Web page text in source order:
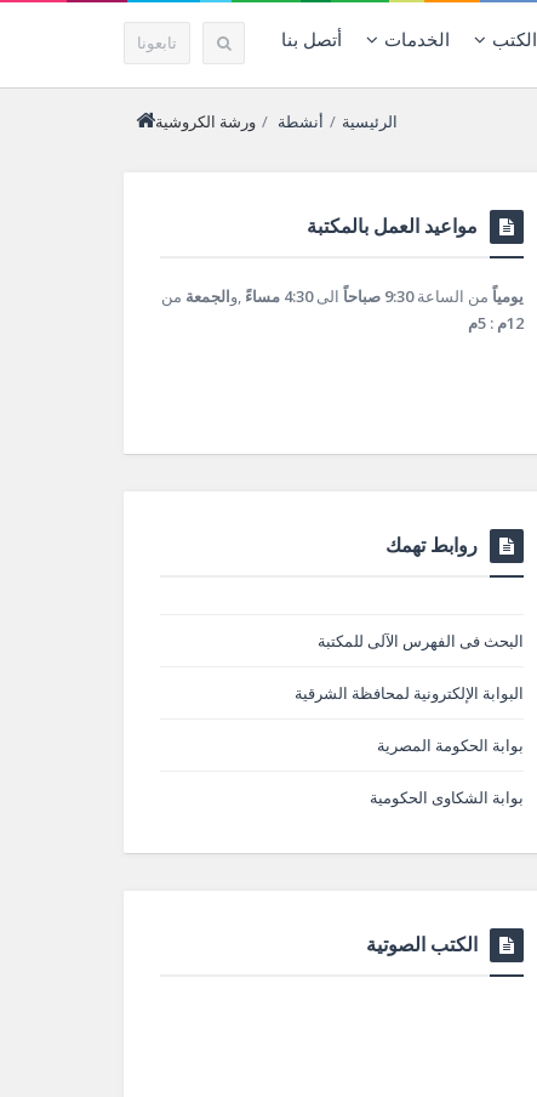
تابعونا الكتب الخدمات أتصل بنا
الرئيسية / أنشطة / ورشة الكروشية
مواعيد العمل بالمكتبة
يومياً من الساعة9:30 صباحاً الى4:30 مساءً ,والجمعة من
12م : 5م
روابط تهمك
البحث فى الفهرس الآلى للمكتبة
البوابة الإلكترونية لمحافظة الشرقية
بوابة الحكومة المصرية
بوابة الشكاوى الحكومية
الكتب الصوتية